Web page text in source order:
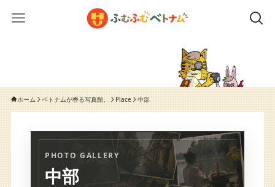
ホーム ベトナムが香る写真館。 Place 中部
PHOTO GALLERY
中部